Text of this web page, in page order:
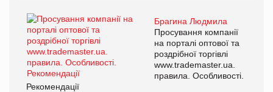
Брагина Людмила
Просування компанії
на порталі оптової та
роздрібної торгівлі
www.trademaster.ua.
правила. Особливості.
Рекомендації